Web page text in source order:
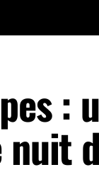
: